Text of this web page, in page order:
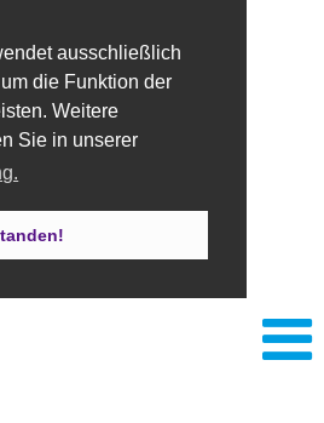
ausschließlich
die Funktion der
Weitere
Sie in unserer